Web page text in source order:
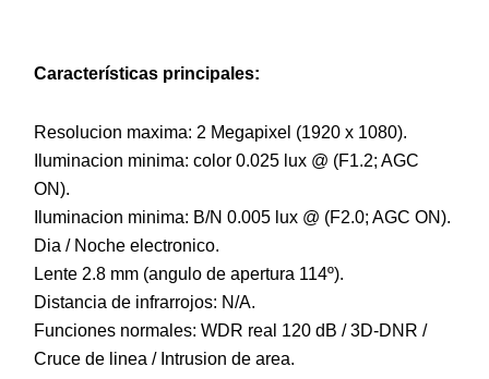
Características principales:
Resolucion maxima: 2 Megapixel (1920 x 1080).
Iluminacion minima: color 0.025 lux @ (F1.2; AGC
ON).
Iluminacion minima: B/N 0.005 lux @ (F2.0; AGC ON).
Dia / Noche electronico.
Lente 2.8 mm (angulo de apertura 114º).
Distancia de infrarrojos: N/A.
Funciones normales: WDR real 120 dB / 3D-DNR /
Cruce de linea / Intrusion de area.